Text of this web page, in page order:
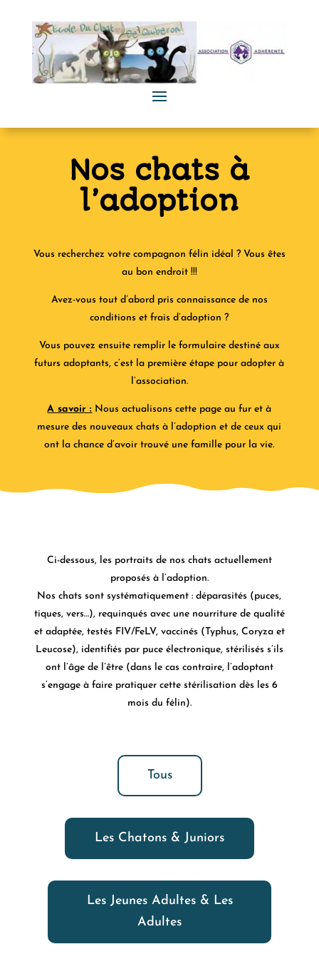
Nos chats à
l’adoption
Vous recherchez votre compagnon félin idéal ? Vous êtes
au bon endroit !!!
Avez-vous tout d’abord pris connaissance de nos
conditions et frais d’adoption ?
Vous pouvez ensuite remplir le formulaire destiné aux
futurs adoptants, c’est la première étape pour adopter à
l’association.
A savoir : Nous actualisons cette page au fur et à
mesure des nouveaux chats à l’adoption et de ceux qui
ont la chance d’avoir trouvé une famille pour la vie.
Ci-dessous, les portraits de nos chats actuellement
proposés à l’adoption.
Nos chats sont systématiquement : déparasités (puces,
tiques, vers…), requinqués avec une nourriture de qualité
et adaptée, testés FIV/FeLV, vaccinés (Typhus, Coryza et
Leucose), identifiés par puce électronique, stérilisés s’ils
ont l’âge de l’être (dans le cas contraire, l’adoptant
s’engage à faire pratiquer cette stérilisation dès les 6
mois du félin).
Tous
Les Chatons & Juniors
Les Jeunes Adultes & Les
Adultes